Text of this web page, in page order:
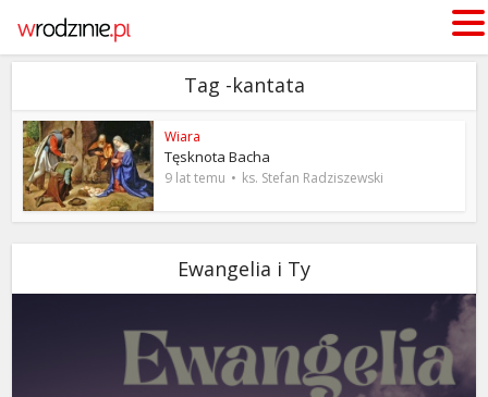
Tag -kantata
Wiara
Tęsknota Bacha
9 lat temu ks. Stefan Radziszewski
Ewangelia i Ty